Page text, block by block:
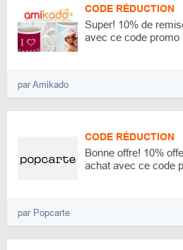
CODE RÉDUCTION
Super! 10% de
avec ce code promo
par Amikado
CODE RÉDUCTION
Bonne offre! 10%
achat avec ce code
par Popcarte